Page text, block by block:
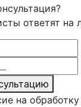
ответят на
на обработку